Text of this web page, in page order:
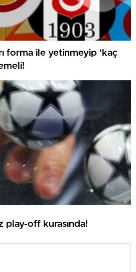
forma ile yetinmeyip ‘kaç
play-off kurasında!